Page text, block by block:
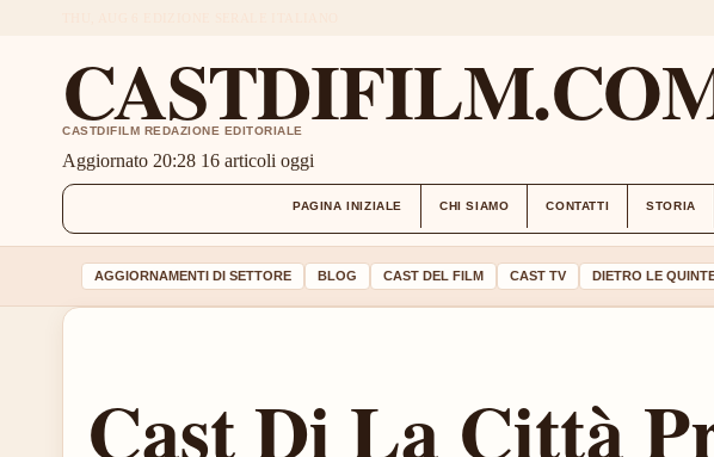
CASTDIFILM REDAZIONE EDITORIALE
Aggiornato 20:28 16 articoli oggi
PAGINA INIZIALE CHI SIAMO CONTATTI STORIA
AGGIORNAMENTI DI SETTORE BLOG CAST DEL FILM CAST TV DIETRO LE
Cast Di La Città